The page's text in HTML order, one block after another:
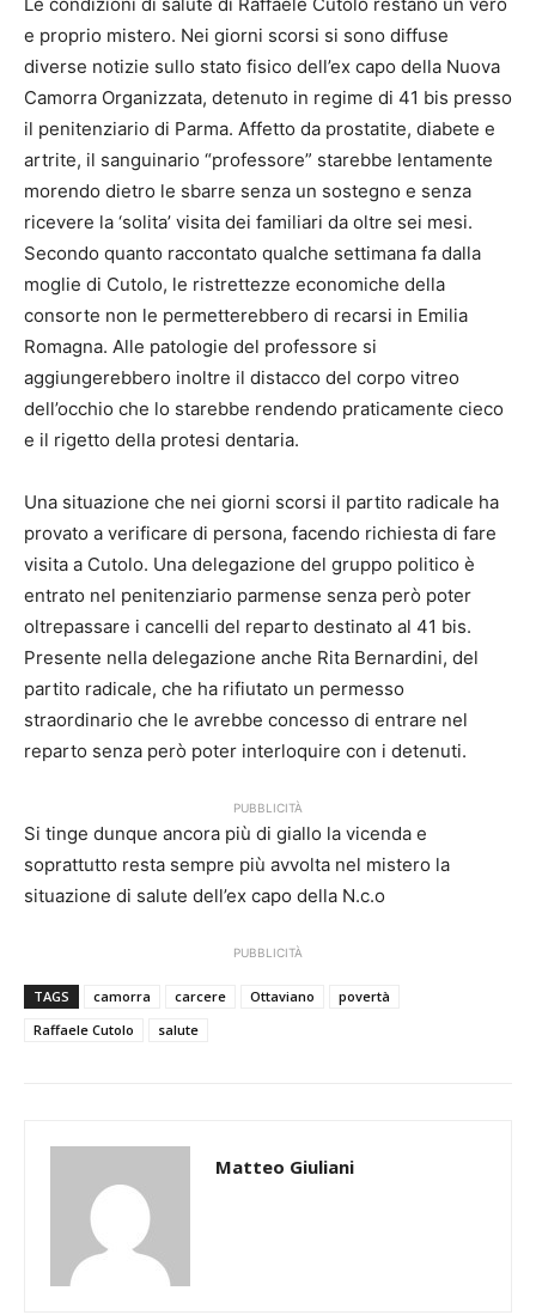
e proprio mistero. Nei giorni scorsi si sono diffuse
diverse notizie sullo stato fisico dell’ex capo della Nuova
Camorra Organizzata, detenuto in regime di 41 bis presso
il penitenziario di Parma. Affetto da prostatite, diabete e
artrite, il sanguinario “professore” starebbe lentamente
morendo dietro le sbarre senza un sostegno e senza
ricevere la ‘solita’ visita dei familiari da oltre sei mesi.
Secondo quanto raccontato qualche settimana fa dalla
moglie di Cutolo, le ristrettezze economiche della
consorte non le permetterebbero di recarsi in Emilia
Romagna. Alle patologie del professore si
aggiungerebbero inoltre il distacco del corpo vitreo
dell’occhio che lo starebbe rendendo praticamente cieco
e il rigetto della protesi dentaria.
Una situazione che nei giorni scorsi il partito radicale ha
provato a verificare di persona, facendo richiesta di fare
visita a Cutolo. Una delegazione del gruppo politico è
entrato nel penitenziario parmense senza però poter
oltrepassare i cancelli del reparto destinato al 41 bis.
Presente nella delegazione anche Rita Bernardini, del
partito radicale, che ha rifiutato un permesso
straordinario che le avrebbe concesso di entrare nel
reparto senza però poter interloquire con i detenuti.
PUBBLICITÀ
Si tinge dunque ancora più di giallo la vicenda e
soprattutto resta sempre più avvolta nel mistero la
situazione di salute dell’ex capo della N.c.o
PUBBLICITÀ
TAGS camorra carcere Ottaviano
povertà
Raffaele Cutolo
salute
Matteo Giuliani